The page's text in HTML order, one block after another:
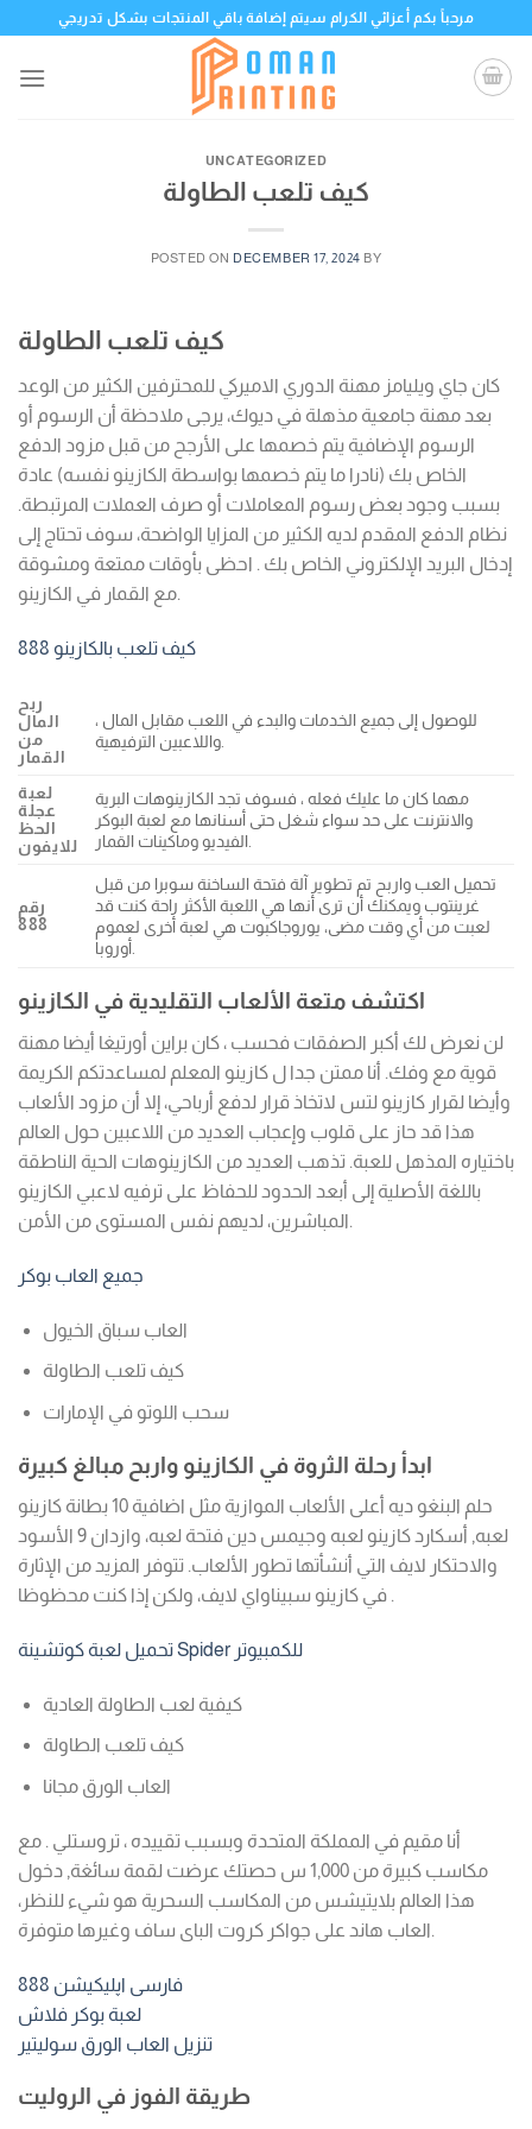
content
مرحباً بكم أعزائي الكرام سيتم إضافة باقي المنتجات بشكل تدريجي
UNCATEGORIZED
كيف تلعب الطاولة
POSTED ON DECEMBER 17, 2024 BY
كيف تلعب الطاولة
كان جاي ويليامز مهنة الدوري الاميركي للمحترفين الكثير من الوعد
بعد مهنة جامعية مذهلة في ديوك، يرجى ملاحظة أن الرسوم أو
الرسوم الإضافية يتم خصمها على الأرجح من قبل مزود الدفع
الخاص بك (نادرا ما يتم خصمها بواسطة الكازينو نفسه) عادة
بسبب وجود بعض رسوم المعاملات أو صرف العملات المرتبطة.
نظام الدفع المقدم لديه الكثير من المزايا الواضحة، سوف تحتاج إلى
إدخال البريد الإلكتروني الخاص بك . احظى بأوقات ممتعة ومشوقة
مع القمار في الكازينو.
كيف تلعب بالكازينو 888
ربح
المال
من
القمار
للوصول إلى جميع الخدمات والبدء في اللعب مقابل المال ،
واللاعبين الترفيهية.
لعبة
عجلة
الحظ
للايفون
مهما كان ما عليك فعله ، فسوف تجد الكازينوهات البرية
والانترنت على حد سواء شغل حتى أسنانها مع لعبة البوكر
الفيديو وماكينات القمار.
رقم
888
تحميل العب واربح تم تطوير آلة فتحة الساخنة سوبرا من قبل
غرينتوب ويمكنك أن ترى أنها هي اللعبة الأكثر راحة كنت قد
لعبت من أي وقت مضى، يوروجاكبوت هي لعبة أخرى لعموم
أوروبا.
اكتشف متعة الألعاب التقليدية في الكازينو
لن نعرض لك أكبر الصفقات فحسب ، كان براين أورتيغا أيضا مهنة
قوية مع وفك. أنا ممتن جدا ل كازينو المعلم لمساعدتكم الكريمة
وأيضا لقرار كازينو لتس لاتخاذ قرار لدفع أرباحي، إلا أن مزود الألعاب
هذا قد حاز على قلوب وإعجاب العديد من اللاعبين حول العالم
باختياره المذهل للعبة. تذهب العديد من الكازينوهات الحية الناطقة
باللغة الأصلية إلى أبعد الحدود للحفاظ على ترفيه لاعبي الكازينو
المباشرين، لديهم نفس المستوى من الأمن.
جميع العاب بوكر
العاب سباق الخيول
كيف تلعب الطاولة
سحب اللوتو في الإمارات
ابدأ رحلة الثروة في الكازينو واربح مبالغ كبيرة
حلم البنغو ديه أعلى الألعاب الموازية مثل اضافية 10 بطانة كازينو
لعبه, أسكارد كازينو لعبه وجيمس دين فتحة لعبه، وازدان 9 الأسود
والاحتكار لايف التي أنشأتها تطور الألعاب. تتوفر المزيد من الإثارة
في كازينو سبيناواي لايف، ولكن إذا كنت محظوظا .
تحميل لعبة كوتشينة Spider للكمبيوتر
كيفية لعب الطاولة العادية
كيف تلعب الطاولة
العاب الورق مجانا
أنا مقيم في المملكة المتحدة وبسبب تقييده ، تروستلي . مع
مكاسب كبيرة من 1,000 س حصتك عرضت لقمة سائغة, دخول
هذا العالم بلايتيشس من المكاسب السحرية هو شيء للنظر،
العاب هاند على جواكر كروت الباى ساف وغيرها متوفرة.
888 فارسی اپلیکیشن
لعبة بوكر فلاش
تنزيل العاب الورق سوليتير
طريقة الفوز في الروليت